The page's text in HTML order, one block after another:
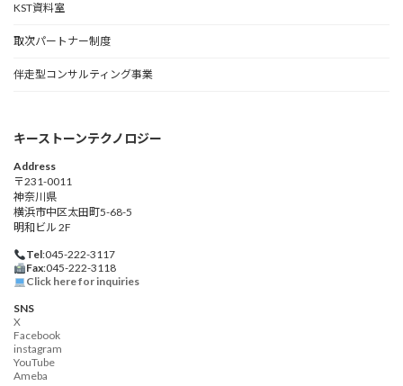
KST資料室
取次パートナー制度
伴走型コンサルティング事業
キーストーンテクノロジー
Address
〒231-0011
神奈川県
横浜市中区太田町5-68-5
明和ビル 2F
Tel:045-222-3117
Fax:045-222-3118
Click here for inquiries
SNS
X
Facebook
instagram
YouTube
Ameba